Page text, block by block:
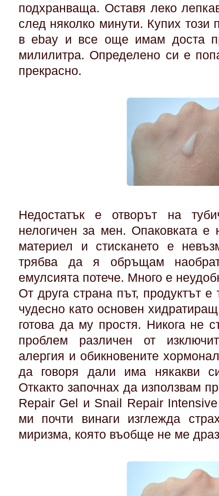
подхранваща. Оставя леко
след няколко минути. Купих този
в ebay и все още имам доста
милилитра. Определено си е
прекрасно.
Недостатък е отворът на
нелогичен за мен. Опаковката е
материел и стискането е
трябва да я обръщам
емулсията потече. Много е
От друга страна път, продуктът
чудесно като основен
готова да му простя. Никога не
проблем различен от
алергия и обикновените
да говоря дали има някакви
Откакто започнах да използвам
Repair Gel и Snail Repair
ми почти винаги изглежда
миризма, която въобще не ме